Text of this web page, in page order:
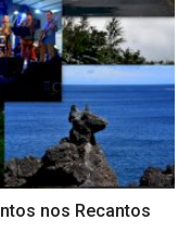
nos Recantos